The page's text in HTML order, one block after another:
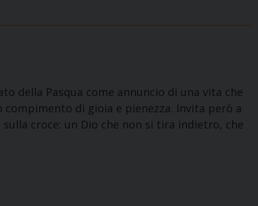
della Pasqua come annuncio di una vita che
di gioia e pienezza. Invita però a
croce: un Dio che non si tira indietro, che